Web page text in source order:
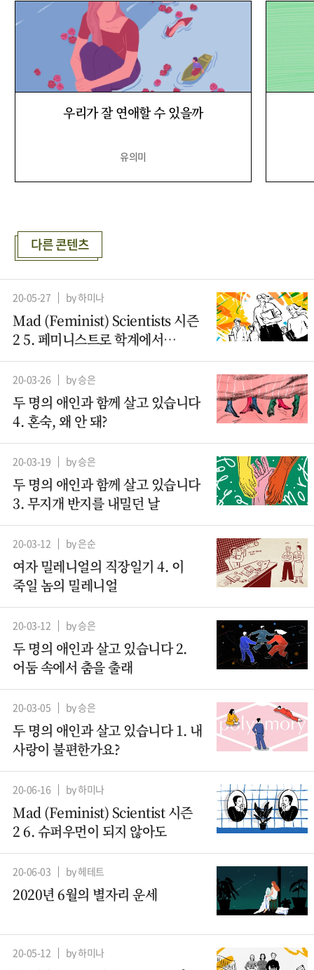
우리가 잘 연애할 수 있을까
유의미
다른 콘텐츠
20-05-27 by 하미나
Mad (Feminist) Scientists 시즌
2 5. 페미니스트로 학계에서
살아남기
20-03-26 by 승은
두 명의 애인과 함께 살고 있습니다
4. 혼숙, 왜 안 돼?
20-03-19 by 승은
두 명의 애인과 함께 살고 있습니다
3. 무지개 반지를 내밀던 날
20-03-12 by 은순
여자 밀레니얼의 직장일기 4. 이
죽일 놈의 밀레니얼
20-03-12 by 승은
두 명의 애인과 살고 있습니다 2.
어둠 속에서 춤을 출래
20-03-05 by 승은
두 명의 애인과 살고 있습니다 1. 내
사랑이 불편한가요?
20-06-16 by 하미나
Mad (Feminist) Scientist 시즌
2 6. 슈퍼우먼이 되지 않아도
20-06-03 by 헤테트
2020년 6월의 별자리 운세
20-05-12 by 하미나